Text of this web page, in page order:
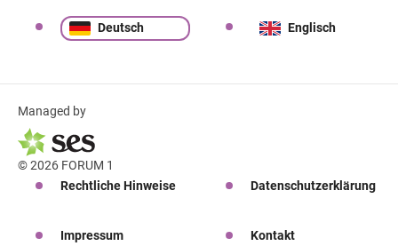
Deutsch Englisch
Managed by
© 2026 FORUM 1
Rechtliche Hinweise
Datenschutzerklärung
Impressum Kontakt